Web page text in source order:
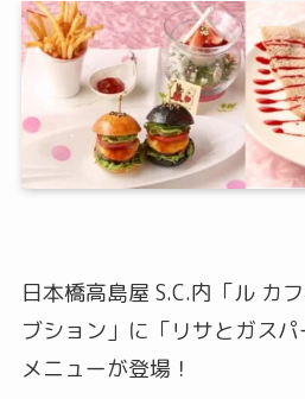
日本橋高島屋 S.C.内「ル カ
ブション」に「リサとガス
メニューが登場！